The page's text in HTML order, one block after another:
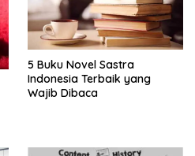
5 Buku Novel Sastra
Indonesia Terbaik yang
Wajib Dibaca